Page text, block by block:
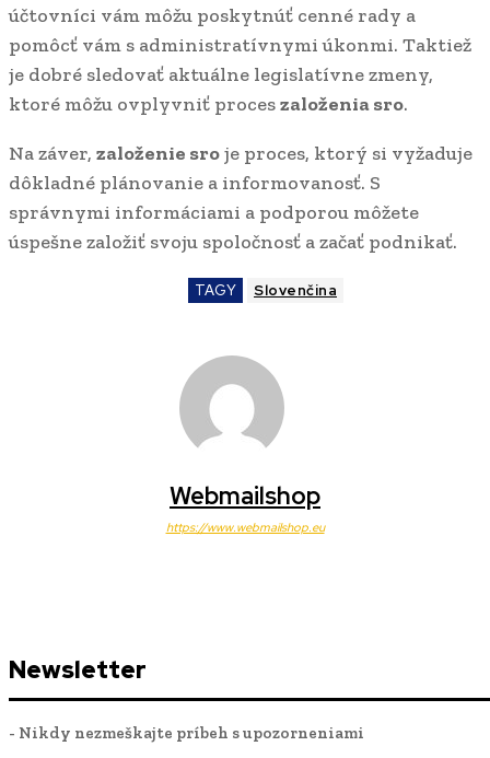
účtovníci vám môžu poskytnúť cenné rady a
pomôcť vám s administratívnymi úkonmi. Taktiež
je dobré sledovať aktuálne legislatívne zmeny,
ktoré môžu ovplyvniť proceszaloženia sro.
Na záver, založenie sroje proces, ktorý si vyžaduje
dôkladné plánovanie a informovanosť. S
správnymi informáciami a podporou môžete
úspešne založiť svoju spoločnosť a začať podnikať.
TAGY Slovenčina
Webmailshop
https://www.webmailshop.eu
Newsletter
- Nikdy nezmeškajte príbeh s upozorneniami